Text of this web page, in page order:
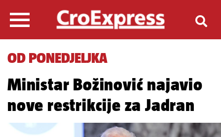
OD PONEDJELJKA
Ministar Božinović najavio
nove restrikcije za Jadran